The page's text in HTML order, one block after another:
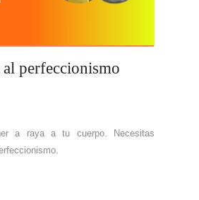
perfeccionismo
a raya a tu cuerpo. Necesitas